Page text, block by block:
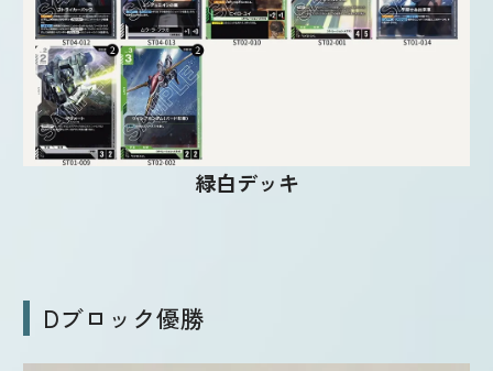
緑白デッキ
Dブロック優勝